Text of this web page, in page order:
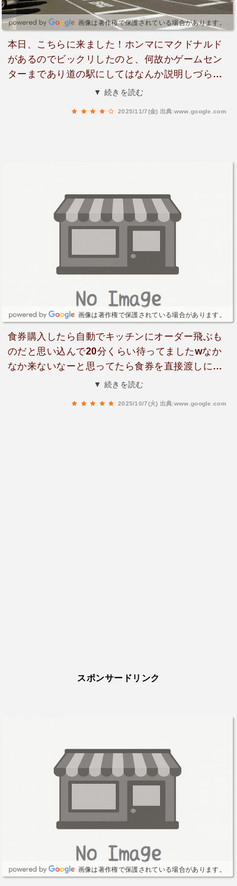
画像は著作権で保護されている場合があります。
本日、こちらに来ました！ホンマにマクドナルド
があるのでビックリしたのと、何故かゲームセン
ターまであり道の駅にしてはなんか説明しづらい
が、SEIYUみたいな感覚(笑)でも面白い(^ω^)たこ
▼ 続きを読む
2025/11/7(金) 出典:www.google.com
画像は著作権で保護されている場合があります。
食券購入したら自動でキッチンにオーダー飛ぶも
のだと思い込んで20分くらい待ってましたwなか
なか来ないなーと思ってたら食券を直接渡しに行
くシステムだと発覚して爆笑渡してからはスピー
▼ 続きを読む
2025/10/7(火) 出典:www.google.com
スポンサードリンク
画像は著作権で保護されている場合があります。